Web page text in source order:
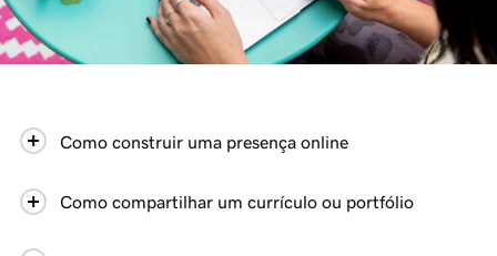
Como construir uma presença online
Como compartilhar um currículo ou portfólio